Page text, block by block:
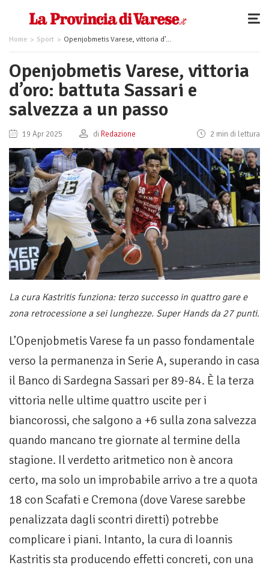
Home Sport Openjobmetis Varese, vittoria d’oro: battuta Sassari e salvezza a un passo
Openjobmetis Varese, vittoria
d’oro: battuta Sassari e
salvezza a un passo
19 Apr 2025 di Redazione 2 min di lettura
La cura Kastritis funziona: terzo successo in quattro gare e
zona retrocessione a sei lunghezze. Super Hands da 27 punti.
L’Openjobmetis Varese fa un passo fondamentale
verso la permanenza in Serie A, superando in casa
il Banco di Sardegna Sassari per 89-84. È la terza
vittoria nelle ultime quattro uscite per i
biancorossi, che salgono a +6 sulla zona salvezza
quando mancano tre giornate al termine della
stagione. Il verdetto aritmetico non è ancora
certo, ma solo un improbabile arrivo a tre a quota
18 con Scafati e Cremona (dove Varese sarebbe
penalizzata dagli scontri diretti) potrebbe
complicare i piani. Intanto, la cura di Ioannis
Kastritis sta producendo effetti concreti, con una